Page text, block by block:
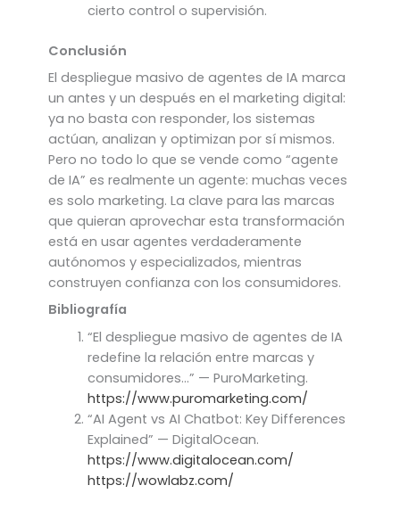
cierto control o supervisión.
Conclusión
El despliegue masivo de agentes de IA marca
un antes y un después en el marketing digital:
ya no basta con responder, los sistemas
actúan, analizan y optimizan por sí mismos.
Pero no todo lo que se vende como “agente
de IA” es realmente un agente: muchas veces
es solo marketing. La clave para las marcas
que quieran aprovechar esta transformación
está en usar agentes verdaderamente
autónomos y especializados, mientras
construyen confianza con los consumidores.
Bibliografía
“El despliegue masivo de agentes de IA
redefine la relación entre marcas y
consumidores…” — PuroMarketing.
https://www.puromarketing.com/
“AI Agent vs AI Chatbot: Key Differences
Explained” — DigitalOcean.
https://www.digitalocean.com/
https://wowlabz.com/